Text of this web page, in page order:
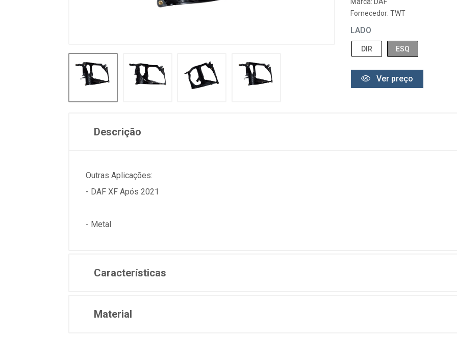
Fornecedor: TWT
LADO
DIR ESQ
Ver preço
Descrição
Outras Aplicações:
- DAF XF Após 2021
- Metal
Características
Material